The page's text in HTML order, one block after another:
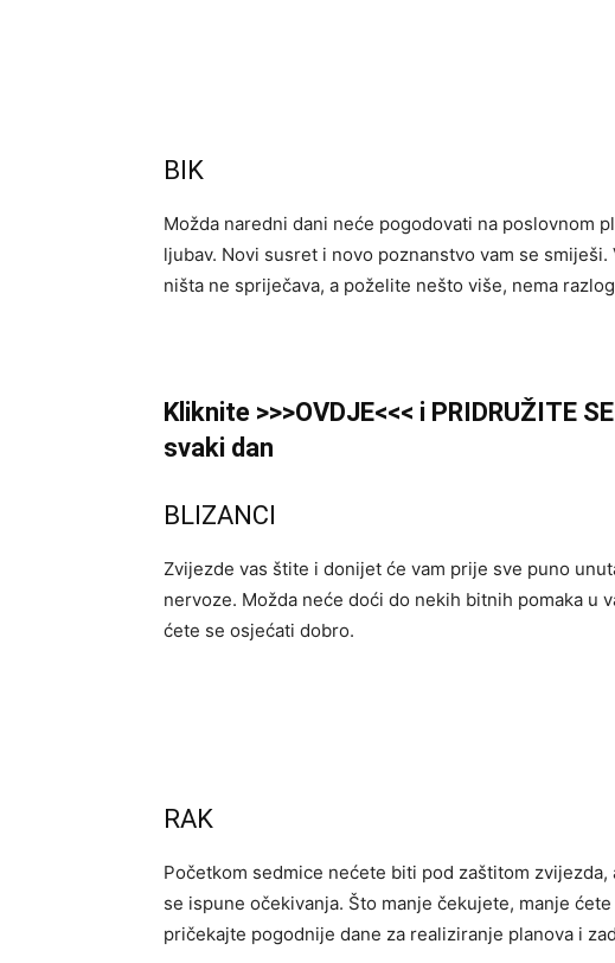
BIK
Možda naredni dani neće pogodovati na poslovnom
ljubav. Novi susret i novo poznanstvo vam se
ništa ne spriječava, a poželite nešto više, nema
Kliknite >>>OVDJE<<< i PRIDRUŽITE
svaki dan
BLIZANCI
Zvijezde vas štite i donijet će vam prije sve puno
nervoze. Možda neće doći do nekih bitnih pomaka u
ćete se osjećati dobro.
RAK
Početkom sedmice nećete biti pod zaštitom
se ispune očekivanja. Što manje čekujete, manje
pričekajte pogodnije dane za realiziranje planova i